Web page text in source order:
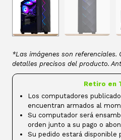
*Las imágenes son
detalles precisos del producto.
Retiro en
Los computadores
encuentran armados al
Su computador será
orden junto a su pago o
Su pedido estará